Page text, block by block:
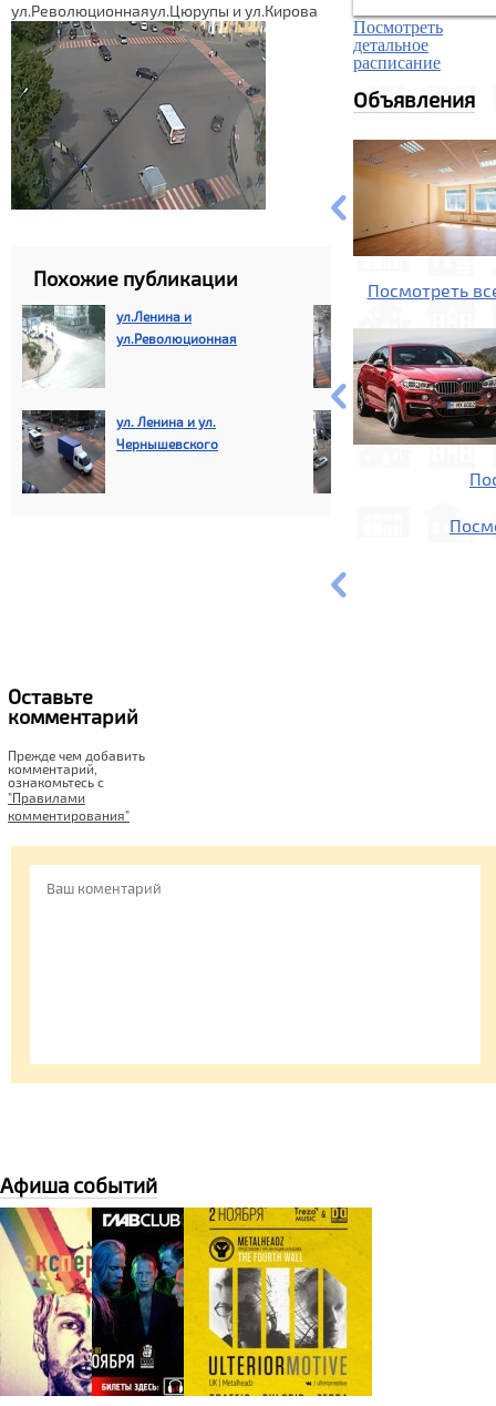
ул.Революционнаяул.Цюрупы и ул.Кирова
Похожие публикации
ул.Ленина и
ул.Революционная
ул. Ленина и ул.
Чернышевского
ул.Ленина и
Революции
Оставьте
комментарий
Прежде чем добавить
комментарий,
ознакомьтесь c
"Правилами
комментирования"
Афиша событий
Посмотреть
детальное
расписание
Объявления
Посмотреть